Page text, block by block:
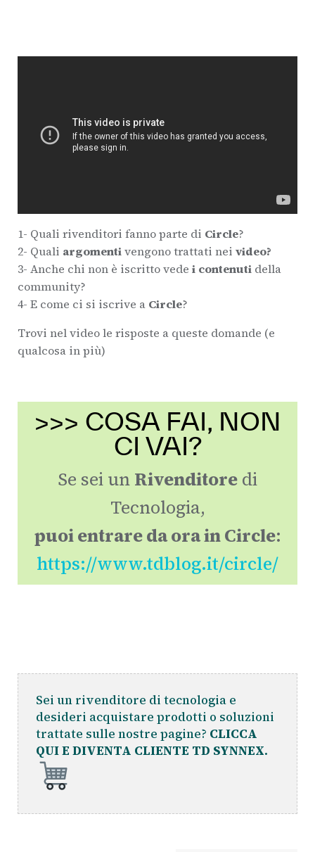
1- Quali rivenditori fanno parte di Circle?
2- Quali argomentivengono trattati nei video?
3- Anche chi non è iscritto vede i contenuti della
community?
4- E come ci si iscrive a Circle?
Trovi nel video le risposte a queste domande (e
qualcosa in più)
>>> COSA FAI, NON
CI VAI?
Se sei un Rivenditore di
Tecnologia,
puoi entrare da ora in Circle:
https://www.tdblog.it/circle/
Sei un rivenditore di tecnologia e
desideri acquistare prodotti o soluzioni
trattate sulle nostre pagine? CLICCA
QUI E DIVENTA CLIENTE TD SYNNEX.